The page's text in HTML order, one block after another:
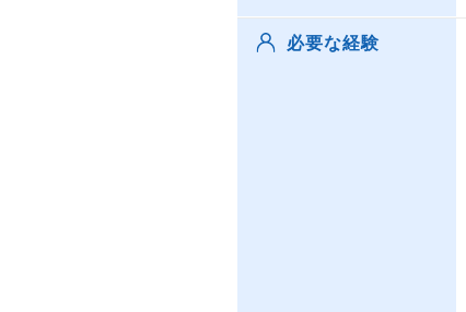
必要な経験